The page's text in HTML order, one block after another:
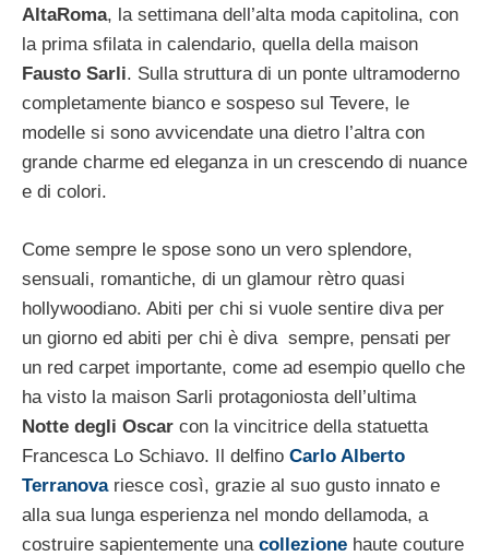
AltaRoma, la settimana dell’alta moda capitolina, con
la prima sfilata in calendario, quella della maison
Fausto Sarli. Sulla struttura di un ponte ultramoderno
completamente bianco e sospeso sul Tevere, le
modelle si sono avvicendate una dietro l’altra con
grande charme ed eleganza in un crescendo di nuance
e di colori.
Come sempre le spose sono un vero splendore,
sensuali, romantiche, di un glamour rètro quasi
hollywoodiano. Abiti per chi si vuole sentire diva per
un giorno ed abiti per chi è diva sempre, pensati per
un red carpet importante, come ad esempio quello che
ha visto la maison Sarli protagoniosta dell’ultima
Notte degli Oscar con la vincitrice della statuetta
Francesca Lo Schiavo. Il delfino Carlo Alberto
Terranovariesce così, grazie al suo gusto innato e
alla sua lunga esperienza nel mondo dellamoda, a
costruire sapientemente una collezione haute couture